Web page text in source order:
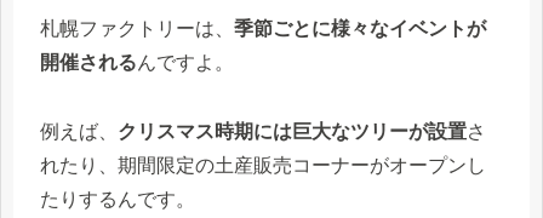
札幌ファクトリーは、 季節ごとに様々なイベントが
開催されるんですよ。
例えば、 クリスマス時期には巨大なツリーが設置さ
れたり、期間限定の土産販売コーナーがオープンし
たりするんです。